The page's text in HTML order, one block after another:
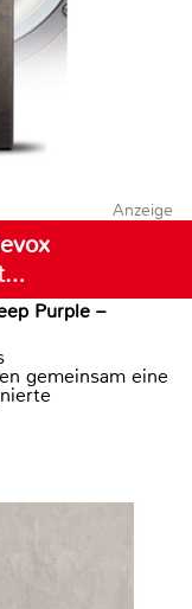
Anzeige
Purple –
gemeinsam eine